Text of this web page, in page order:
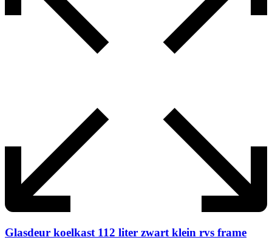
Glasdeur koelkast 112 liter zwart klein rvs frame